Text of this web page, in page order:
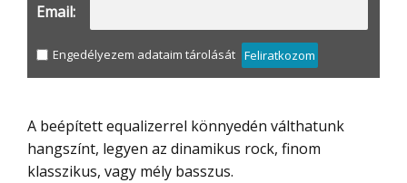
Email:
Engedélyezem adataim tárolását Feliratkozom
A beépített equalizerrel könnyedén válthatunk
hangszínt, legyen az dinamikus rock, finom
klasszikus, vagy mély basszus.